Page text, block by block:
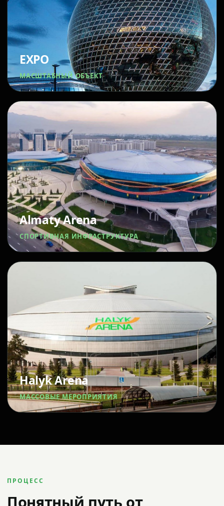
EXPO
МАСШТАБНЫЙ ОБЪЕКТ
Almaty Arena
СПОРТИВНАЯ ИНФРАСТРУКТУРА
Halyk Arena
МАССОВЫЕ МЕРОПРИЯТИЯ
ПРОЦЕСС
Понятный путь от